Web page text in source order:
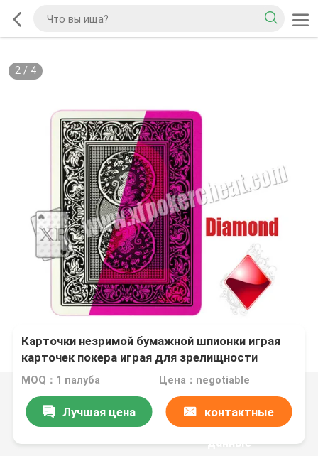
2/ 4
Карточки незримой бумажной шпионки играя
карточек покера играя для зрелищности
MOQ：1 палуба Цена：negotiable
Лучшая цена контактные
данные